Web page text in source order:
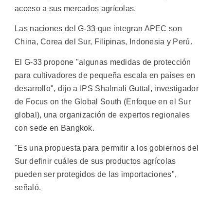
acceso a sus mercados agrícolas.
Las naciones del G-33 que integran APEC son
China, Corea del Sur, Filipinas, Indonesia y Perú.
El G-33 propone "algunas medidas de protección
para cultivadores de pequeña escala en países en
desarrollo", dijo a IPS Shalmali Guttal, investigador
de Focus on the Global South (Enfoque en el Sur
global), una organización de expertos regionales
con sede en Bangkok.
"Es una propuesta para permitir a los gobiernos del
Sur definir cuáles de sus productos agrícolas
pueden ser protegidos de las importaciones",
señaló.